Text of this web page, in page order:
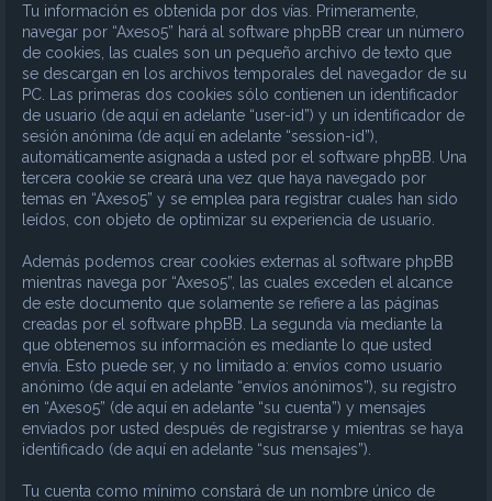
Tu información es obtenida por dos vías. Primeramente,
navegar por “Axeso5” hará al software phpBB crear un número
de cookies, las cuales son un pequeño archivo de texto que
se descargan en los archivos temporales del navegador de su
PC. Las primeras dos cookies sólo contienen un identificador
de usuario (de aquí en adelante “user-id”) y un identificador de
sesión anónima (de aquí en adelante “session-id”),
automáticamente asignada a usted por el software phpBB. Una
tercera cookie se creará una vez que haya navegado por
temas en “Axeso5” y se emplea para registrar cuales han sido
leídos, con objeto de optimizar su experiencia de usuario.
Además podemos crear cookies externas al software phpBB
mientras navega por “Axeso5”, las cuales exceden el alcance
de este documento que solamente se refiere a las páginas
creadas por el software phpBB. La segunda vía mediante la
que obtenemos su información es mediante lo que usted
envía. Esto puede ser, y no limitado a: envíos como usuario
anónimo (de aquí en adelante “envíos anónimos”), su registro
en “Axeso5” (de aquí en adelante “su cuenta”) y mensajes
enviados por usted después de registrarse y mientras se haya
identificado (de aquí en adelante “sus mensajes”).
Tu cuenta como mínimo constará de un nombre único de